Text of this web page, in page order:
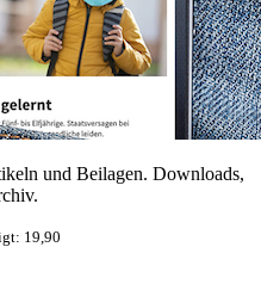
und Beilagen. Downloads,
19,90